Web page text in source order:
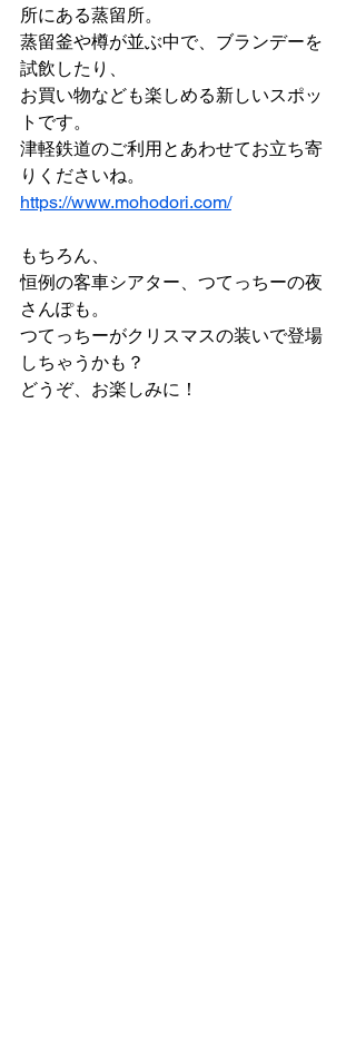
所にある蒸留所。
蒸留釜や樽が並ぶ中で、ブランデーを
試飲したり、
お買い物なども楽しめる新しいスポッ
トです。
津軽鉄道のご利用とあわせてお立ち寄
りくださいね。
https://www.mohodori.com/
もちろん、
恒例の客車シアター、つてっちーの夜
さんぽも。
つてっちーがクリスマスの装いで登場
しちゃうかも？
どうぞ、お楽しみに！